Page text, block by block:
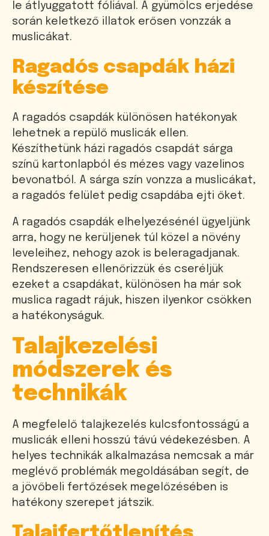
le átlyuggatott fóliával. A gyümölcs erjedése
során keletkező illatok erősen vonzzák a
muslicákat.
Ragadós csapdák házi
készítése
A ragadós csapdák különösen hatékonyak
lehetnek a repülő muslicák ellen.
Készíthetünk házi ragadós csapdát sárga
színű kartonlapból és mézes vagy vazelinos
bevonatból. A sárga szín vonzza a muslicákat,
a ragadós felület pedig csapdába ejti őket.
A ragadós csapdák elhelyezésénél ügyeljünk
arra, hogy ne kerüljenek túl közel a növény
leveleihez, nehogy azok is beleragadjanak.
Rendszeresen ellenőrizzük és cseréljük
ezeket a csapdákat, különösen ha már sok
muslica ragadt rájuk, hiszen ilyenkor csökken
a hatékonyságuk.
Talajkezelési
módszerek és
technikák
A megfelelő talajkezelés kulcsfontosságú a
muslicák elleni hosszú távú védekezésben. A
helyes technikák alkalmazása nemcsak a már
meglévő problémák megoldásában segít, de
a jövőbeli fertőzések megelőzésében is
hatékony szerepet játszik.